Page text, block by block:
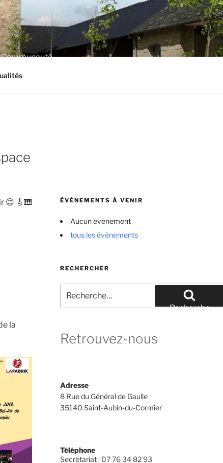
😊 🎸🎹
la
ÉVÈNEMENTS À VENIR
Aucun évènement
tous les évènements
RECHERCHER
pour
:
Recherche
Retrouvez-nous
Adresse
8 Rue du Général de Gaulle
35140 Saint-Aubin-du-Cormier
Téléphone
Secrétariat : 07 76 34 82 93